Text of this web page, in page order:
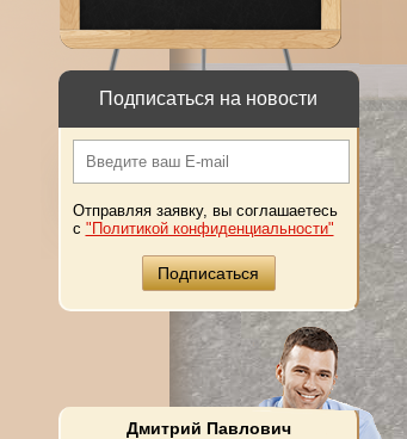
Подписаться на новости
Отправляя заявку, вы соглашаетесь
с "Политикой конфиденциальности"
Дмитрий Павлович